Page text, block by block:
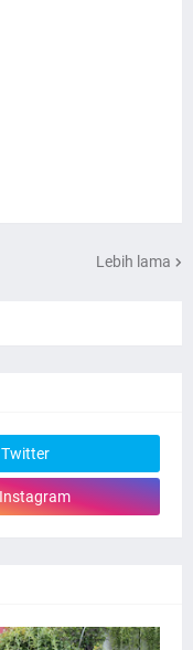
Lebih lama
Twitter